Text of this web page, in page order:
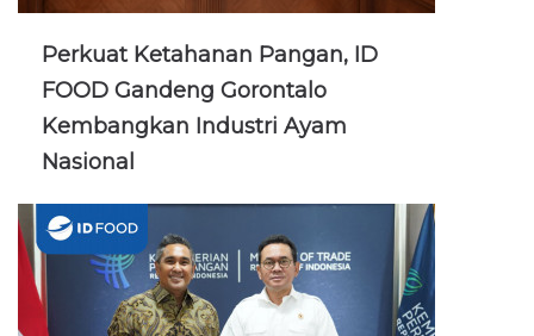
Perkuat Ketahanan Pangan, ID
FOOD Gandeng Gorontalo
Kembangkan Industri Ayam
Nasional